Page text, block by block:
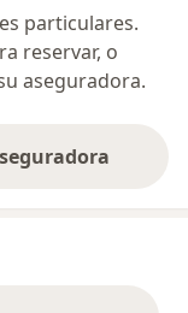
particulares.
reservar, o
aseguradora.